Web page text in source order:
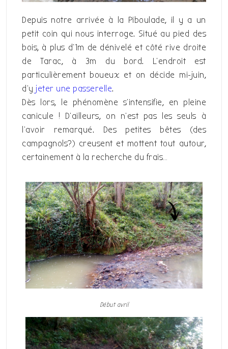
Depuis notre arrivée à la Piboulade, il y a un
petit coin qui nous interroge. Situé au pied des
bois, à plus d’1m de dénivelé et côté rive droite
de Tarac, à 3m du bord. L’endroit est
particulièrement boueux et on décide mi-juin,
d’y jeter une passerelle.
Dès lors, le phénomène s’intensifie, en pleine
canicule ! D’ailleurs, on n’est pas les seuls à
l’avoir remarqué. Des petites bêtes (des
campagnols?) creusent et mottent tout autour,
certainement à la recherche du frais…
Début avril